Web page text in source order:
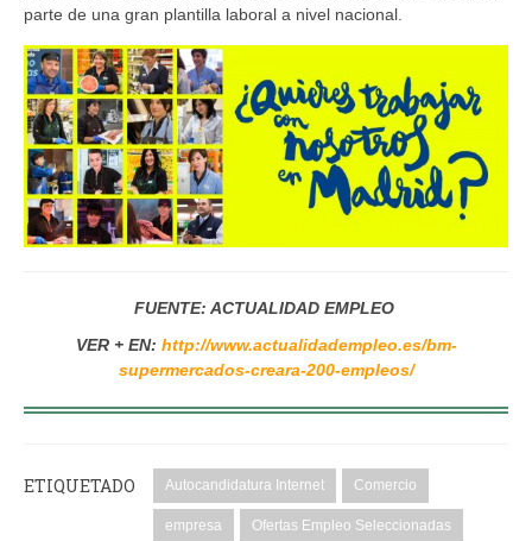
parte de una gran plantilla laboral a nivel nacional.
FUENTE: ACTUALIDAD EMPLEO
VER + EN: http://www.actualidadempleo.es/bm-
supermercados-creara-200-empleos/
ETIQUETADO Autocandidatura Internet Comercio
empresa Ofertas Empleo Seleccionadas